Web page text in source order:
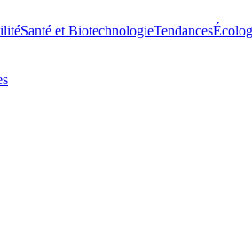
Santé et BiotechnologieTendances